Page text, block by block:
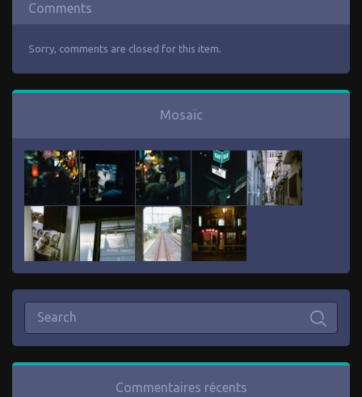
Comments
Sorry, comments are closed for this item.
Mosaïc
Commentaires récents